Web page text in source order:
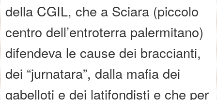
della CGIL, che a Sciara (piccolo
centro dell’entroterra palermitano)
difendeva le cause dei braccianti,
dei “jurnatara”, dalla mafia dei
gabelloti e dei latifondisti e che per